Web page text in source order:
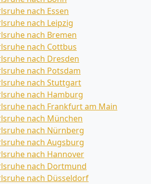
nach Essen
nach Leipzig
nach Bremen
nach Cottbus
nach Dresden
nach Potsdam
nach Stuttgart
nach Hamburg
nach Frankfurt am Main
nach München
nach Nürnberg
nach Augsburg
nach Hannover
nach Dortmund
nach Düsseldorf